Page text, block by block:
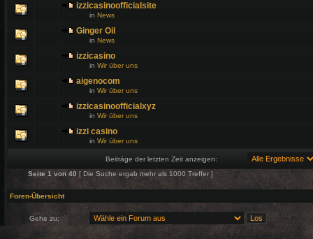
izzicasinoofficialsite
in News
Ginger Oil
in News
izzicasino
in Wir über uns
aigenocom
in Wir über uns
izzicasinoofficialxyz
in Wir über uns
izzi casino
in Wir über uns
Beiträge der letzten Zeit anzeigen:
Seite 1 von40 [ Die Suche ergab mehr als 1000 Treffer ]
Foren-Übersicht
Gehe zu: